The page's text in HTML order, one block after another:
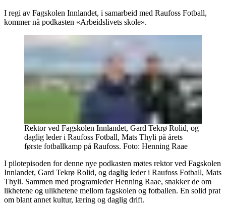
I regi av Fagskolen Innlandet, i samarbeid med Raufoss Fotball,
kommer nå podkasten «Arbeidslivets skole».
Rektor ved Fagskolen Innlandet, Gard Tekrø Rolid, og
daglig leder i Raufoss Fotball, Mats Thyli på årets
første fotballkamp på Raufoss. Foto: Henning Raae
I pilotepisoden for denne nye podkasten møtes rektor ved Fagskolen
Innlandet, Gard Tekrø Rolid, og daglig leder i Raufoss Fotball, Mats
Thyli. Sammen med programleder Henning Raae, snakker de om
likhetene og ulikhetene mellom fagskolen og fotballen. En solid prat
om blant annet kultur, læring og daglig drift.